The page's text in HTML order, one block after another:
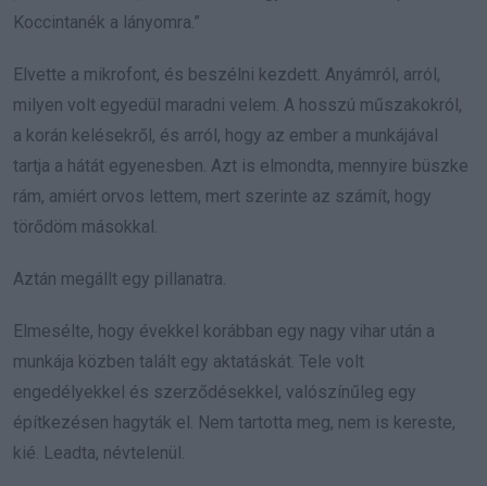
Koccintanék a lányomra.”
Elvette a mikrofont, és beszélni kezdett. Anyámról, arról,
milyen volt egyedül maradni velem. A hosszú műszakokról,
a korán kelésekről, és arról, hogy az ember a munkájával
tartja a hátát egyenesben. Azt is elmondta, mennyire büszke
rám, amiért orvos lettem, mert szerinte az számít, hogy
törődöm másokkal.
Aztán megállt egy pillanatra.
Elmesélte, hogy évekkel korábban egy nagy vihar után a
munkája közben talált egy aktatáskát. Tele volt
engedélyekkel és szerződésekkel, valószínűleg egy
építkezésen hagyták el. Nem tartotta meg, nem is kereste,
kié. Leadta, névtelenül.